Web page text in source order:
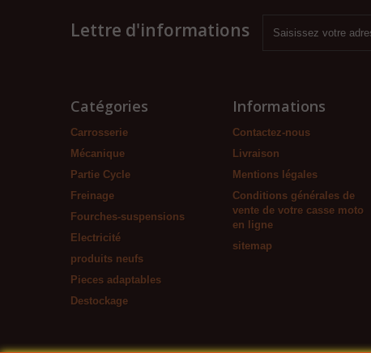
Lettre d'informations
Catégories
Carrosserie
Mécanique
Partie Cycle
Freinage
Fourches-suspensions
Electricité
produits neufs
Pieces adaptables
Destockage
Informations
Contactez-nous
Livraison
Mentions légales
Conditions générales de
vente de votre casse moto
en ligne
sitemap